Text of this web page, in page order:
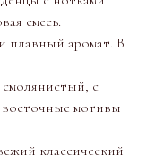
смесь.
плавный аромат. В
с
восточные мотивы
классический